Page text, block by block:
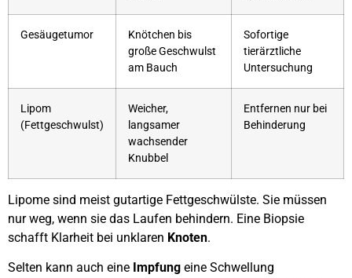
Gesäugetumor
Knötchen bis
große Geschwulst
am Bauch
Sofortige
tierärztliche
Untersuchung
Lipom
(Fettgeschwulst)
Weicher,
langsamer
wachsender
Knubbel
Entfernen nur bei
Behinderung
Lipome sind meist gutartige Fettgeschwülste. Sie müssen
nur weg, wenn sie das Laufen behindern. Eine Biopsie
schafft Klarheit bei unklaren Knoten.
Selten kann auch eine Impfung eine Schwellung